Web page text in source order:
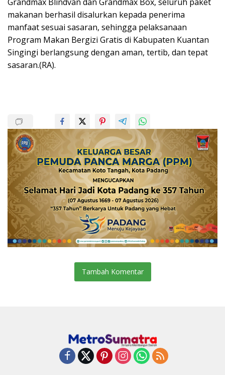
makanan berhasil disalurkan kepada penerima
manfaat sesuai sasaran, sehingga pelaksanaan
Program Makan Bergizi Gratis di Kabupaten Kuantan
Singingi berlangsung dengan aman, tertib, dan tepat
sasaran.(RA).
Tambah Komentar